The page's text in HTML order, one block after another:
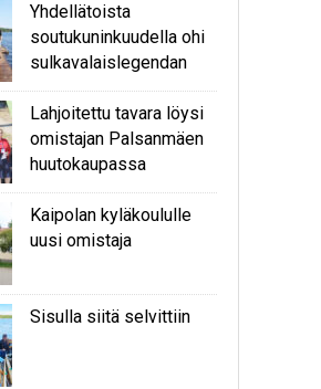
Yhdellätoista
soutukuninkuudella ohi
sulkavalaislegendan
Lahjoitettu tavara löysi
omistajan Palsanmäen
huutokaupassa
Kaipolan kyläkoululle
uusi omistaja
Sisulla siitä selvittiin